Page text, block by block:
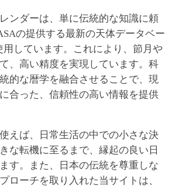
ンダーは、単に伝統的な知識に頼
の提供する最新の天体データベー
用しています。これにより、節月や
、高い精度を実現しています。科
的な暦学を融合させることで、現
合った、信頼性の高い情報を提供
えば、日常生活の中での小さな決
な転機に至るまで、縁起の良い日
す。また、日本の伝統を尊重しな
ローチを取り入れた当サイトは、